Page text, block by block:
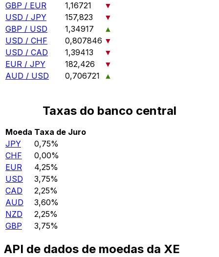
GBP / EUR
1,16721
▼
USD / JPY
157,823
▼
GBP / USD
1,34917
▲
USD / CHF
0,807846 ▼
USD / CAD
1,39413
▼
EUR / JPY
182,426
▼
AUD / USD
0,706721 ▲
Taxas do banco central
Moeda Taxa de Juro
JPY
0,75%
CHF
0,00%
EUR
4,25%
USD
3,75%
CAD
2,25%
AUD
3,60%
NZD
2,25%
GBP
3,75%
API de dados de moedas da XE